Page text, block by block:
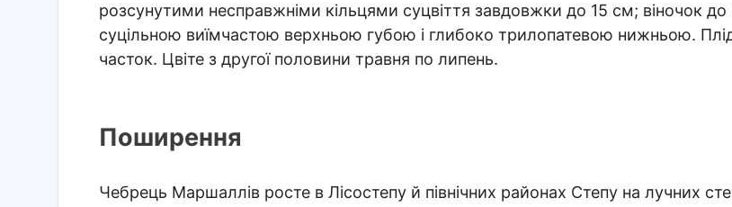
розсунутими несправжніми кільцями суцвіття завдовжки до 15 см; віночок
суцільною виїмчастою верхньою губою і глибоко трилопатевою нижньою.
часток. Цвіте з другої половини травня по липень.
Поширення
Чебрець Маршаллів росте в Лісостепу й північних районах Степу на лучних